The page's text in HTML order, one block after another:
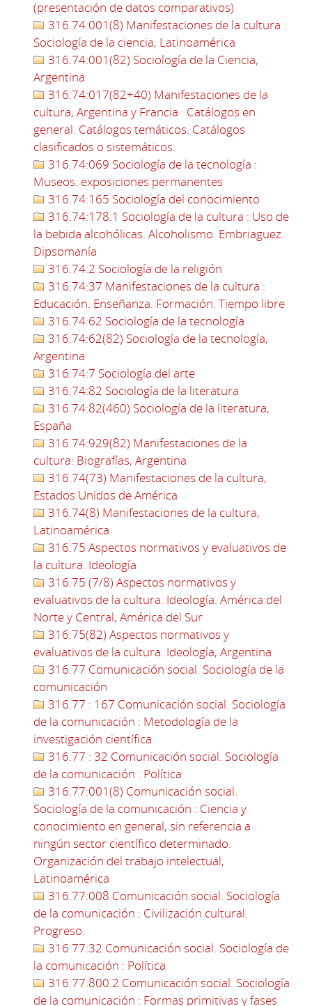
(presentación de datos comparativos)
316.74:001(8) Manifestaciones de la cultura :
Sociología de la ciencia, Latinoamérica
316.74:001(82) Sociología de la Ciencia,
Argentina
316.74:017(82+40) Manifestaciones de la
cultura, Argentina y Francia : Catálogos en
general. Catálogos temáticos. Catálogos
clasificados o sistemáticos.
316.74:069 Sociología de la tecnología :
Museos. exposiciones permanentes
316.74:165 Sociología del conocimiento
316.74:178.1 Sociología de la cultura : Uso de
la bebida alcohólicas. Alcoholismo. Embriaguez.
Dipsomanía
316.74:2 Sociología de la religión
316.74:37 Manifestaciones de la cultura :
Educación. Enseñanza. Formación. Tiempo libre
316.74:62 Sociología de la tecnología
316.74:62(82) Sociología de la tecnología,
Argentina
316.74:7 Sociología del arte
316.74:82 Sociología de la literatura
316.74:82(460) Sociología de la literatura,
España
316.74:929(82) Manifestaciones de la
cultura: Biografías, Argentina
316.74(73) Manifestaciones de la cultura,
Estados Unidos de América
316.74(8) Manifestaciones de la cultura,
Latinoamérica
316.75 Aspectos normativos y evaluativos de
la cultura. Ideología
316.75 (7/8) Aspectos normativos y
evaluativos de la cultura. Ideología. América del
Norte y Central, América del Sur
316.75(82) Aspectos normativos y
evaluativos de la cultura. Ideología, Argentina
316.77 Comunicación social. Sociología de la
comunicación
316.77 : 167 Comunicación social. Sociología
de la comunicación : Metodología de la
investigación científica
316.77 : 32 Comunicación social. Sociología
de la comunicación : Política
316.77:001(8) Comunicación social.
Sociología de la comunicación : Ciencia y
conocimiento en general, sin referencia a
ningún sector científico determinado.
Organización del trabajo intelectual,
Latinoamérica
316.77:008 Comunicación social. Sociología
de la comunicación : Civilización cultural.
Progreso.
316.77:32 Comunicación social. Sociología de
la comunicación : Política
316.77:800.2 Comunicación social. Sociología
de la comunicación : Formas primitivas y fases